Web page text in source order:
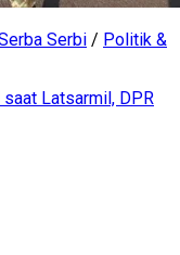
Serbi / Politik &
Latsarmil, DPR